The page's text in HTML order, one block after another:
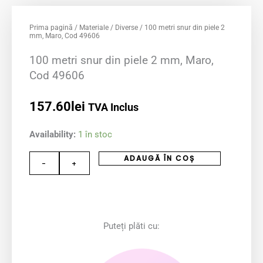
Prima pagină / Materiale / Diverse / 100 metri snur din piele 2
mm, Maro, Cod 49606
100 metri snur din piele 2 mm, Maro,
Cod 49606
157.60 lei TVA Inclus
Availability: 1 în stoc
-
Cantitate
100
metri
+
ADAUGĂ ÎN COȘ
Puteți plăti cu: